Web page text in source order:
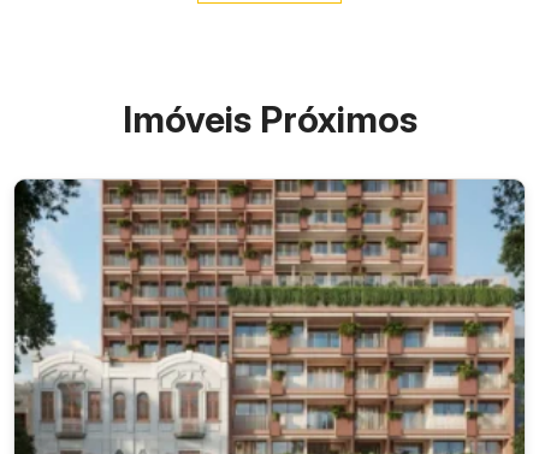
Imóveis Próximos